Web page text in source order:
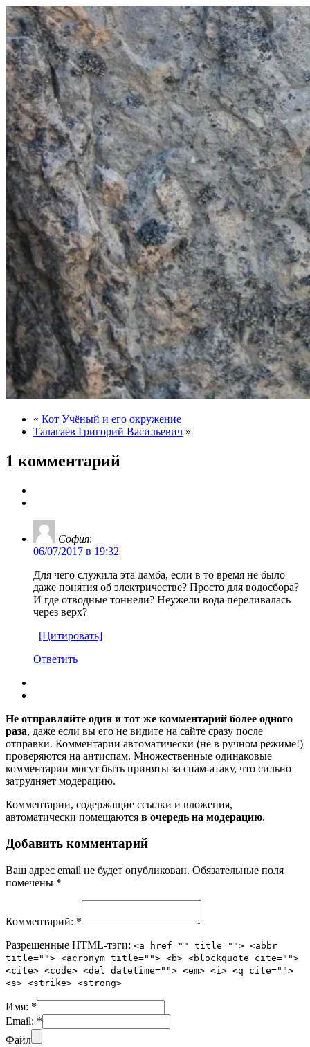
« Кот Учёный и его окружение
Талагаев Григорий Васильевич »
1 комментарий
София:
06/07/2017 в 19:32
Для чего служила эта дамба, если в то время не было
даже понятия об электричестве? Просто для водосбора?
И где отводные тоннели? Неужели вода переливалась
через верх?
[Цитировать]
Ответить
Не отправляйте один и тот же комментарий более одного
раза, даже если вы его не видите на сайте сразу после
отправки. Комментарии автоматически (не в ручном режиме!)
проверяются на антиспам. Множественные одинаковые
комментарии могут быть приняты за спам-атаку, что сильно
затрудняет модерацию.
Комментарии, содержащие ссылки и вложения,
автоматически помещаются в очередь на модерацию.
Добавить комментарий
Ваш адрес email не будет опубликован. Обязательные поля
помечены *
Комментарий: *
Разрешенные HTML-тэги: <a href="" title=""> <abbr
title=""> <acronym title=""> <b> <blockquote cite="">
<cite> <code> <del datetime=""> <em> <i> <q cite="">
<s> <strike> <strong>
Имя: *
Email: *
Файл